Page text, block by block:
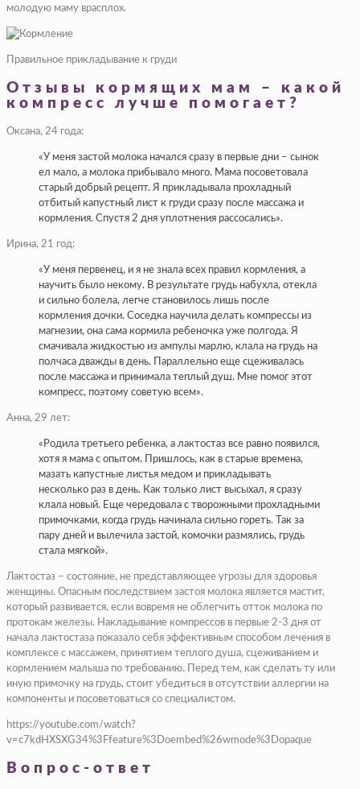
молодую маму врасплох.
Правильное прикладывание к груди
Отзывы кормящих мам – какой
компресс лучше помогает?
Оксана, 24 года:
«У меня застой молока начался сразу в первые дни – сынок
ел мало, а молока прибывало много. Мама посоветовала
старый добрый рецепт. Я прикладывала прохладный
отбитый капустный лист к груди сразу после массажа и
кормления. Спустя 2 дня уплотнения рассосались».
Ирина, 21 год:
«У меня первенец, и я не знала всех правил кормления, а
научить было некому. В результате грудь набухла, отекла
и сильно болела, легче становилось лишь после
кормления дочки. Соседка научила делать компрессы из
магнезии, она сама кормила ребеночка уже полгода. Я
смачивала жидкостью из ампулы марлю, клала на грудь на
полчаса дважды в день. Параллельно еще сцеживалась
после массажа и принимала теплый душ. Мне помог этот
компресс, поэтому советую всем».
Анна, 29 лет:
«Родила третьего ребенка, а лактостаз все равно появился,
хотя я мама с опытом. Пришлось, как в старые времена,
мазать капустные листья медом и прикладывать
несколько раз в день. Как только лист высыхал, я сразу
клала новый. Еще чередовала с творожными прохладными
примочками, когда грудь начинала сильно гореть. Так за
пару дней и вылечила застой, комочки размялись, грудь
стала мягкой».
Лактостаз – состояние, не представляющее угрозы для здоровья
женщины. Опасным последствием застоя молока является мастит,
который развивается, если вовремя не облегчить отток молока по
протокам железы. Накладывание компрессов в первые 2-3 дня от
начала лактостаза показало себя эффективным способом лечения в
комплексе с массажем, принятием теплого душа, сцеживанием и
кормлением малыша по требованию. Перед тем, как сделать ту или
иную примочку на грудь, стоит убедиться в отсутствии аллергии на
компоненты и посоветоваться со специалистом.
https://youtube.com/watch?
v=c7kdHXSXG34%3Ffeature%3Doembed%26wmode%3Dopaque
Вопрос-ответ